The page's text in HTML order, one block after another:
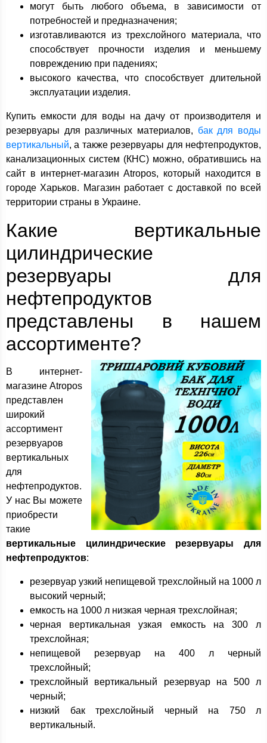
могут быть любого объема, в зависимости от
потребностей и предназначения;
изготавливаются из трехслойного материала, что
способствует прочности изделия и меньшему
повреждению при падениях;
высокого качества, что способствует длительной
эксплуатации изделия.
Купить емкости для воды на дачу от производителя и
резервуары для различных материалов, бак для воды
вертикальный, а также резервуары для нефтепродуктов,
канализационных систем (КНС) можно, обратившись на
сайт в интернет-магазин Atropos, который находится в
городе Харьков. Магазин работает с доставкой по всей
территории страны в Украине.
Какие вертикальные
цилиндрические
резервуары для
нефтепродуктов
представлены в нашем
ассортименте?
В интернет-
магазине Atropos
представлен
широкий
ассортимент
резервуаров
вертикальных
для
нефтепродуктов.
У нас Вы можете
приобрести
такие
вертикальные цилиндрические резервуары для
нефтепродуктов:
резервуар узкий непищевой трехслойный на 1000 л
высокий черный;
емкость на 1000 л низкая черная трехслойная;
черная вертикальная узкая емкость на 300 л
трехслойная;
непищевой резервуар на 400 л черный
трехслойный;
трехслойный вертикальный резервуар на 500 л
черный;
низкий бак трехслойный черный на 750 л
вертикальный.